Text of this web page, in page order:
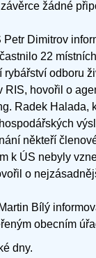
žádné
Petr Dimitrov
22
rybářství odboru
RIS, hovořil o
Radek Halada,
někteří
k ÚS nebyly
o
Bílý
obecním
dny.